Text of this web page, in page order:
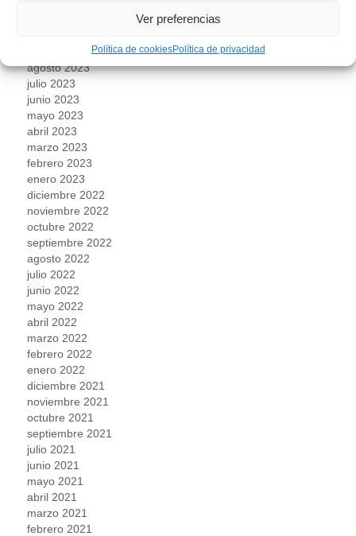
Ver preferencias
Política de cookiesPolítica de privacidad
septiembre 2023
agosto 2023
julio 2023
junio 2023
mayo 2023
abril 2023
marzo 2023
febrero 2023
enero 2023
diciembre 2022
noviembre 2022
octubre 2022
septiembre 2022
agosto 2022
julio 2022
junio 2022
mayo 2022
abril 2022
marzo 2022
febrero 2022
enero 2022
diciembre 2021
noviembre 2021
octubre 2021
septiembre 2021
julio 2021
junio 2021
mayo 2021
abril 2021
marzo 2021
febrero 2021